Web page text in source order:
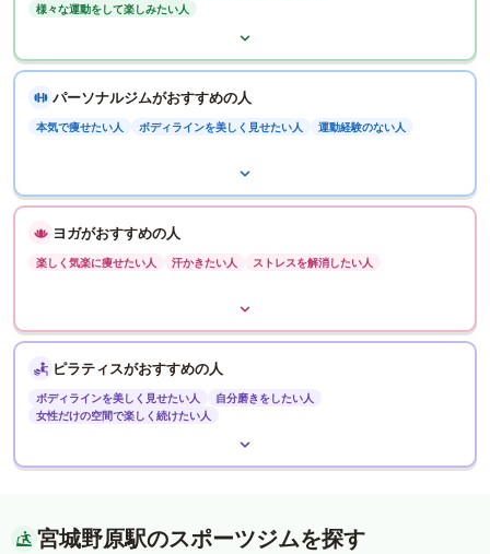
様々な運動をして楽しみたい人
パーソナルジムがおすすめの人
本気で痩せたい人 ボディラインを美しく見せたい人 運動経験のない人
ヨガがおすすめの人
楽しく気楽に痩せたい人 汗かきたい人 ストレスを解消したい人
ピラティスがおすすめの人
ボディラインを美しく見せたい人
自分磨きをしたい人
女性だけの空間で楽しく続けたい人
宮城野原駅のスポーツジムを探す